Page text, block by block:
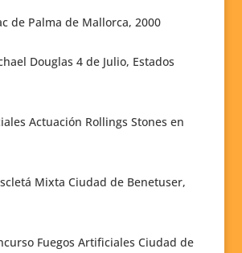
de Palma de Mallorca, 2000
Douglas 4 de Julio, Estados
Actuación Rollings Stones en
Mixta Ciudad de Benetuser,
Fuegos Artificiales Ciudad de